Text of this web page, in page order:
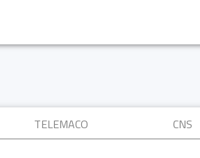
TELEMACO CNS